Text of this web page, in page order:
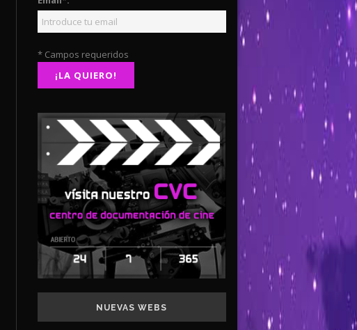
* Campos requeridos
NUEVAS WEBS